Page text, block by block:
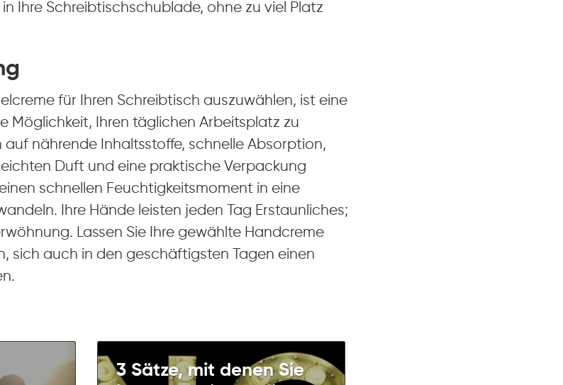
Ihre Schreibtischschublade, ohne zu viel Platz
für Ihren Schreibtisch auszuwählen, ist eine
Möglichkeit, Ihren täglichen Arbeitsplatz zu
auf nährende Inhaltsstoffe, schnelle Absorption,
Duft und eine praktische Verpackung
schnellen Feuchtigkeitsmoment in eine
Ihre Hände leisten jeden Tag Erstaunliches;
Lassen Sie Ihre gewählte Handcreme
sich auch in den geschäftigsten Tagen einen
3 Sätze, mit denen Sie